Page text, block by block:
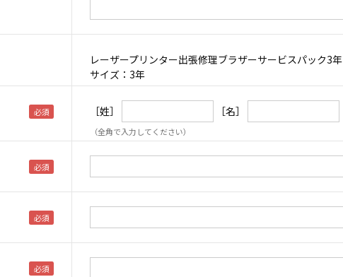
レーザープリンター出張修理ブラザーサービスパック3年
サイズ：3年
［姓］ ［名］
（全角で入力してください）